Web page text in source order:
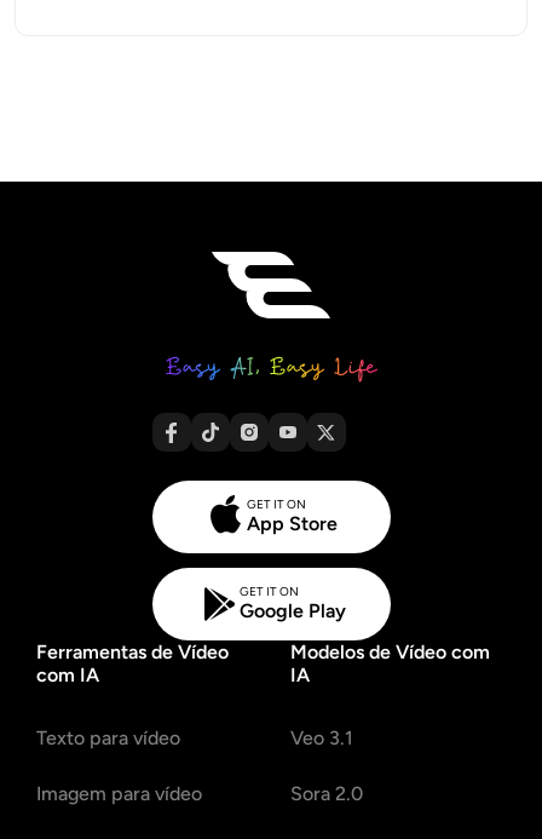
GET IT ON
App Store
GET IT ON
Google Play
Ferramentas de Vídeo
com IA
Texto para vídeo
Imagem para vídeo
Modelos de Vídeo com
IA
Veo 3.1
Sora 2.0